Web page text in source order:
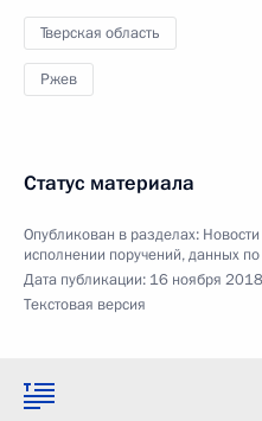
Тверская область
Ржев
Статус материала
Опубликован в разделах:
исполнении поручений, данных
Дата публикации: 16 ноября
Текстовая версия